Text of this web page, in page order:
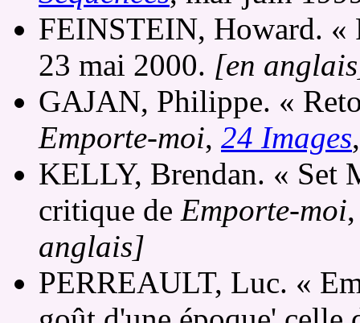
FEINSTEIN, Howard. «
23 mai 2000. [en
GAJAN, Philippe. «
Emporte-moi, 24 Images
KELLY, Brendan. « Set
critique de Emporte-moi
anglais]
PERREAULT, Luc. «